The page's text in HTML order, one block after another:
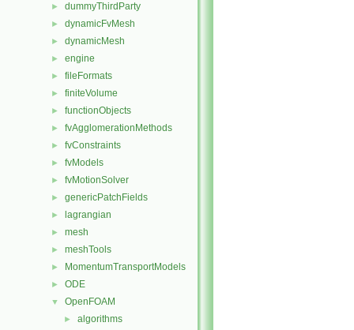
► dummyThirdParty
► dynamicFvMesh
► dynamicMesh
► engine
► fileFormats
► finiteVolume
► functionObjects
► fvAgglomerationMethods
► fvConstraints
► fvModels
► fvMotionSolver
► genericPatchFields
► lagrangian
► mesh
► meshTools
► MomentumTransportModels
► ODE
▼ OpenFOAM
► algorithms